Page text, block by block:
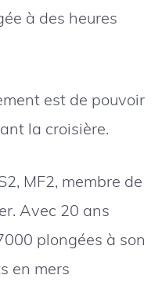
à des heures
est de pouvoir
la croisière.
MF2, membre de
Avec 20 ans
plongées à son
en mers